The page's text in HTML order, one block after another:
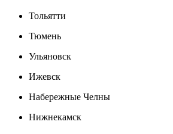
Тольятти
Тюмень
Ульяновск
Ижевск
Набережные Челны
Нижнекамск